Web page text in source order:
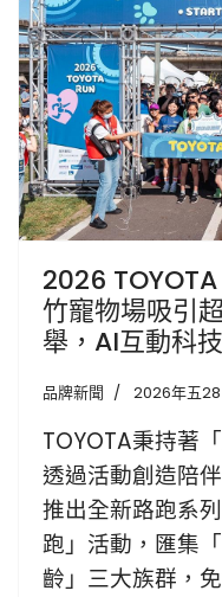
2026
竹寵物場吸引
舉，AI互動科
品牌新聞 2026年五28
TOYOTA秉持著
透過活動創造陪
推出全新路跑系
跑」活動，匯集
齡」三大族群，